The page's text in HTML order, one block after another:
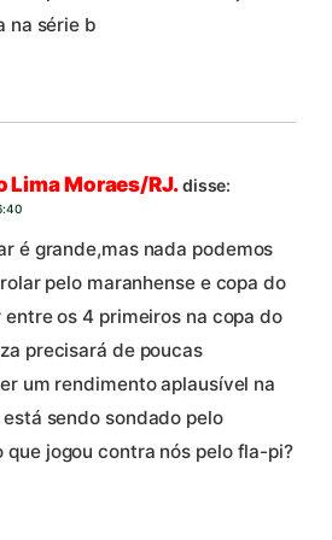
na série b
Lima Moraes/RJ.disse:
é grande,mas nada podemos
pelo maranhense e copa do
os 4 primeiros na copa do
precisará de poucas
um rendimento aplausível na
está sendo sondado pelo
que jogou contra nós pelo fla-pi?